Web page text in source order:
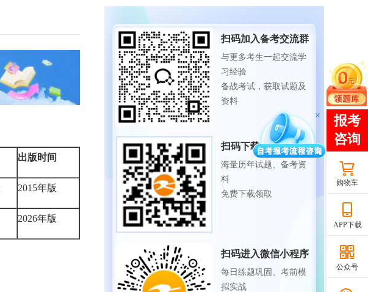
出版时间
2015年版
2026年版
扫码加入备考交流群
与更多考生一起交流学
习经验
备战考试，获取试题及
资料
扫码下载APP
海量历年试题、备考资
料
免费下载领取
扫码进入微信小程序
每日练题巩固、考前模
拟实战
购物车
APP下载
公众号